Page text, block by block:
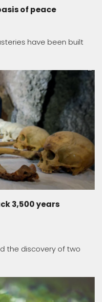
3,500 years
the discovery of two